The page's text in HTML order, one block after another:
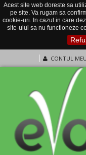
Acest site web doreste sa
pe site. Va rugam sa
cookie-uri. In cazul in care
site-ului sa nu functioneze
CONTUL MEU